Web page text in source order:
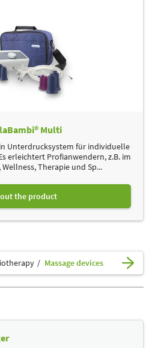
Multi
Unterdrucksystem für individuelle
erleichtert Profianwendern, z.B. im
Therapie und Sp...
the product
Massage devices